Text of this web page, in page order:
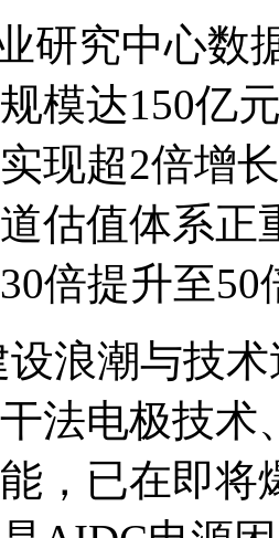
研究中心数
模达150亿
现超2倍增
估值体系正
倍提升至
浪潮与技
法电极技术
，已在即